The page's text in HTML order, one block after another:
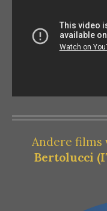
Andere films
Bertolucci